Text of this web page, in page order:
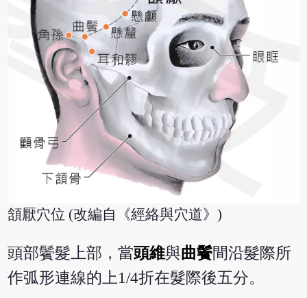
頷厭穴位 (改編自《經絡與穴道》)
頭部鬢髮上部，當頭維與曲鬢間沿髮際所
作弧形連線的上1/4折在髮際後五分。